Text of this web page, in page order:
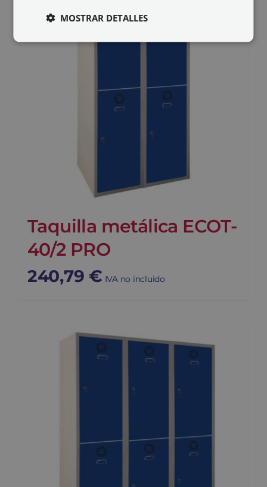
Taquilla metálica ECOT-
40/2 PRO
240,79 € IVA no incluido
MOSTRAR DETALLES